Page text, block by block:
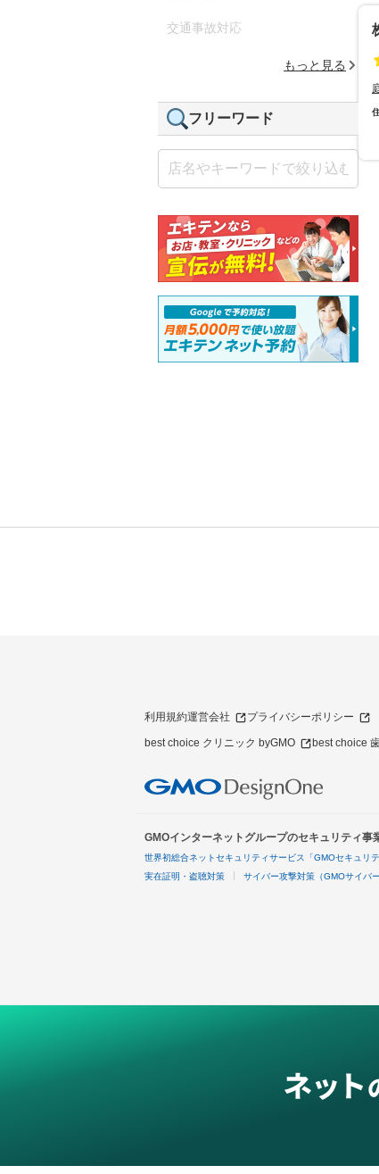
交通事故対応
もっと見る
フリーワード
利用規約運営会社 プライバシーポリシー
best choice クリニック byGMO best choice
GMOインターネットグループのセキュリティ事
世界初総合ネットセキュリティサービス「GMOセキュリテ
実在証明・盗聴対策 サイバー攻撃対策（GMOサイバ